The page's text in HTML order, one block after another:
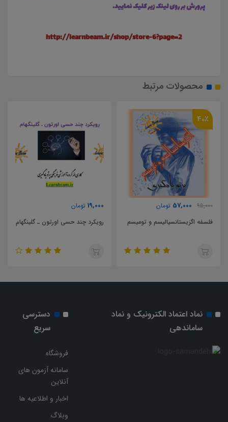
پرورش بر روی لینک زیر کلیک نمایید.
http://learnbeam.ir/shop/store-6?page=2
محصولات مرتبط
تومیسم
19,000 تومان
رویکرد چند حسی اورتون ـ گلینگهام
19,000
اختلال خواندن در دختران و
نماد اعتماد الکترونیک و نماد
ساماندهی
دسترسی
سریع
فروشگاه
سامانه آزمون های
آنلاین
اخبار و اطلاعیه ها
وبلاگ